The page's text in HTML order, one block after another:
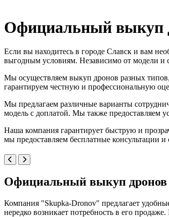
Официальный выкуп
Если вы находитесь в городе Славск и вам
выгодным условиям. Независимо от модели и
Мы осуществляем выкуп дронов разных
гарантируем честную и профессиональную
Мы предлагаем различные варианты
модель с доплатой. Мы также предоставляем
Наша компания гарантирует быструю и
мы предоставляем бесплатные консультации
Официальный выкуп дронов
Компания "Skupka-Dronov" предлагает
нередко возникает потребность в его